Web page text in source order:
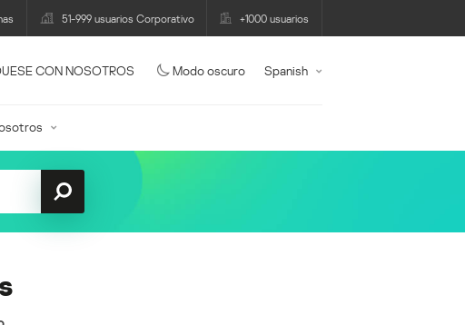
51-999 usuarios Corporativo +1000 usuarios
CON NOSOTROS Modo oscuro Spanish